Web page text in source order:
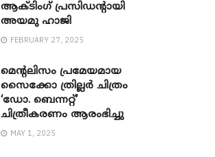
ആക്ടിംഗ് പ്രസിഡന്റായി
അയമു ഹാജി
FEBRUARY 27, 2025
മെന്‍റലിസം പ്രമേയമായ
സൈക്കോ ത്രില്ലർ ചിത്രം
‘ഡോ. ബെന്നറ്റ്’
ചിത്രീകരണം ആരംഭിച്ചു
MAY 1, 2025